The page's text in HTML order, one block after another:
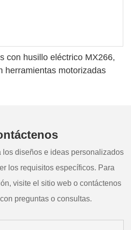
con husillo eléctrico MX266,
herramientas motorizadas
los diseños e ideas personalizados
los requisitos específicos. Para
visite el sitio web o contáctenos
preguntas o consultas.